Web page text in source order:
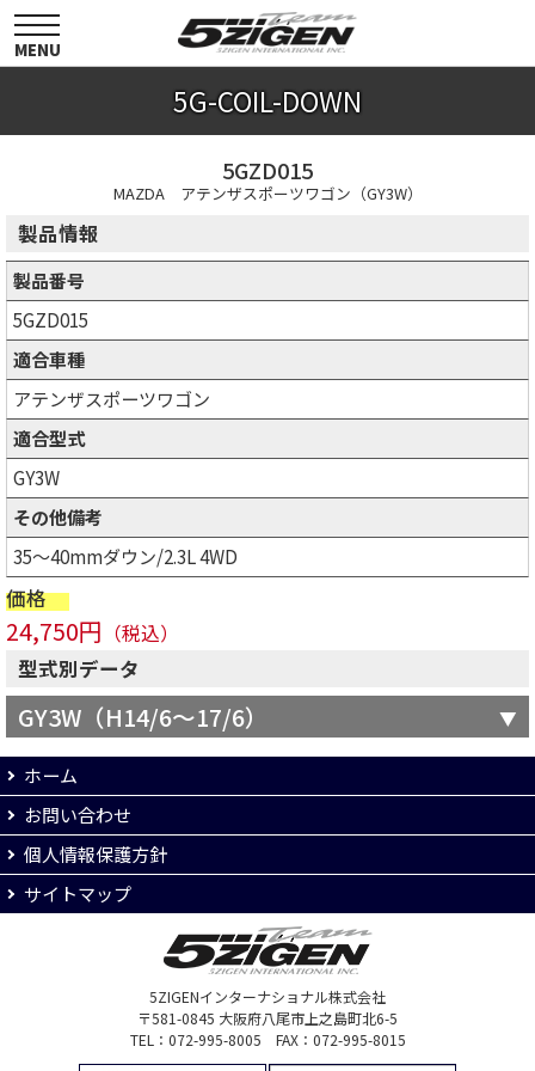
toggle
navigation
MENU
5G-COIL-DOWN
5GZD015
MAZDA アテンザスポーツワゴン（GY3W）
製品情報
製品番号
5GZD015
適合車種
アテンザスポーツワゴン
適合型式
GY3W
その他備考
35～40mmダウン/2.3L 4WD
価格
24,750円 （税込）
型式別データ
GY3W（H14/6～17/6）
ホーム
お問い合わせ
個人情報保護方針
サイトマップ
5ZIGENインターナショナル株式会社
〒581-0845 大阪府八尾市上之島町北6-5
TEL：072-995-8005 FAX：072-995-8015